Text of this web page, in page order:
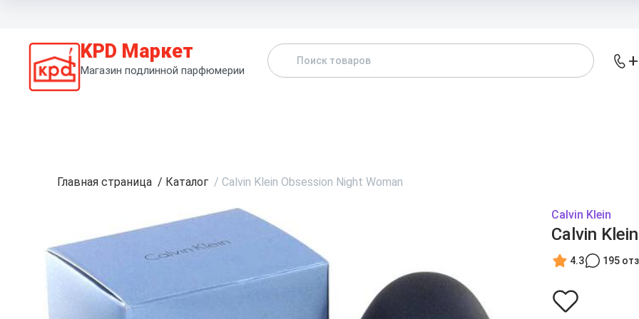
KPD Маркет
Магазин подлинной парфюмерии
Главная страница / Каталог / Calvin Klein Obsession Night Woman
Calvin Klein
Calvin
4.3 195